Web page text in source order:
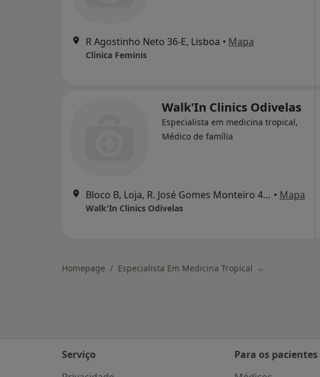
R Agostinho Neto 36-E, Lisboa • Mapa
Clínica Feminis
Walk'In Clinics Odivelas
Especialista em medicina tropical,
Médico de família
Bloco B, Loja, R. José Gomes Monteiro 4, Odivelas • Mapa
Walk'In Clinics Odivelas
Homepage Especialista Em Medicina Tropical Mudar de cidade
Serviço
Para os pacientes